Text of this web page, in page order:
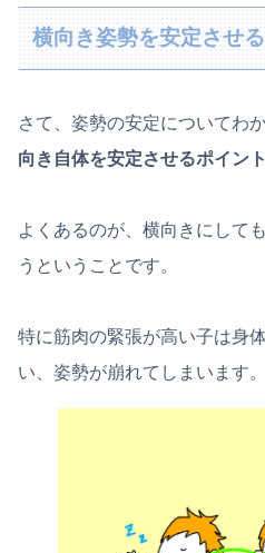
横向き姿勢を安定させ
さて、姿勢の安定についてわ
向き自体を安定させるポイント
よくあるのが、横向きにして
うということです。
特に筋肉の緊張が高い子は身
い、姿勢が崩れてしまいます。